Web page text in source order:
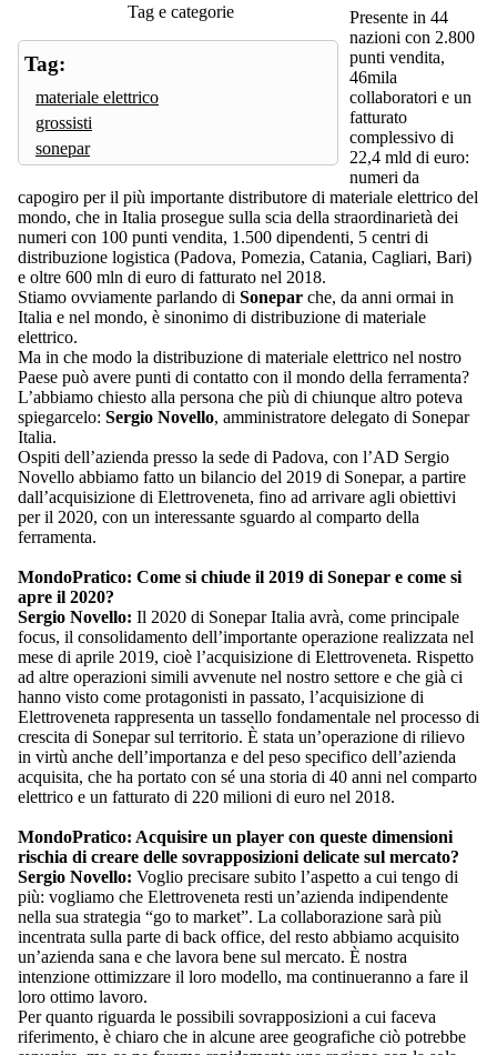
Tag e categorie
Tag:
materiale elettrico
grossisti
sonepar
Presente in 44
nazioni con 2.800
punti vendita,
46mila
collaboratori e un
fatturato
complessivo di
22,4 mld di euro:
numeri da
capogiro per il più importante distributore di materiale elettrico del
mondo, che in Italia prosegue sulla scia della straordinarietà dei
numeri con 100 punti vendita, 1.500 dipendenti, 5 centri di
distribuzione logistica (Padova, Pomezia, Catania, Cagliari, Bari)
e oltre 600 mln di euro di fatturato nel 2018.
Stiamo ovviamente parlando di Sonepar che, da anni ormai in
Italia e nel mondo, è sinonimo di distribuzione di materiale
elettrico.
Ma in che modo la distribuzione di materiale elettrico nel nostro
Paese può avere punti di contatto con il mondo della ferramenta?
L’abbiamo chiesto alla persona che più di chiunque altro poteva
spiegarcelo: Sergio Novello, amministratore delegato di Sonepar
Italia.
Ospiti dell’azienda presso la sede di Padova, con l’AD Sergio
Novello abbiamo fatto un bilancio del 2019 di Sonepar, a partire
dall’acquisizione di Elettroveneta, fino ad arrivare agli obiettivi
per il 2020, con un interessante sguardo al comparto della
ferramenta.
MondoPratico: Come si chiude il 2019 di Sonepar e come si
apre il 2020?
Sergio Novello: Il 2020 di Sonepar Italia avrà, come principale
focus, il consolidamento dell’importante operazione realizzata nel
mese di aprile 2019, cioè l’acquisizione di Elettroveneta. Rispetto
ad altre operazioni simili avvenute nel nostro settore e che già ci
hanno visto come protagonisti in passato, l’acquisizione di
Elettroveneta rappresenta un tassello fondamentale nel processo di
crescita di Sonepar sul territorio. È stata un’operazione di rilievo
in virtù anche dell’importanza e del peso specifico dell’azienda
acquisita, che ha portato con sé una storia di 40 anni nel comparto
elettrico e un fatturato di 220 milioni di euro nel 2018.
MondoPratico: Acquisire un player con queste dimensioni
rischia di creare delle sovrapposizioni delicate sul mercato?
Sergio Novello: Voglio precisare subito l’aspetto a cui tengo di
più: vogliamo che Elettroveneta resti un’azienda indipendente
nella sua strategia “go to market”. La collaborazione sarà più
incentrata sulla parte di back office, del resto abbiamo acquisito
un’azienda sana e che lavora bene sul mercato. È nostra
intenzione ottimizzare il loro modello, ma continueranno a fare il
loro ottimo lavoro.
Per quanto riguarda le possibili sovrapposizioni a cui faceva
riferimento, è chiaro che in alcune aree geografiche ciò potrebbe